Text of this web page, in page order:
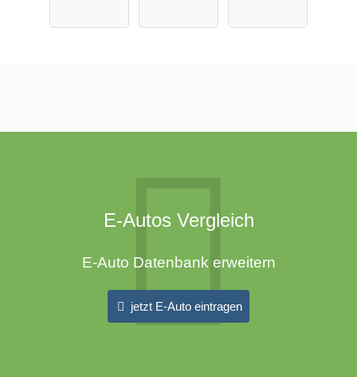
E-Autos Vergleich
E-Auto Datenbank erweitern
jetzt E-Auto eintragen